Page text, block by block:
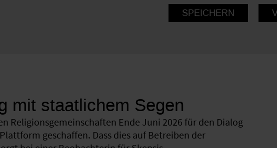
mit staatlichem Segen
Religionsgemeinschaften Ende Juni 2026 für den Dialog
geschaffen. Dass dies auf Betreiben der